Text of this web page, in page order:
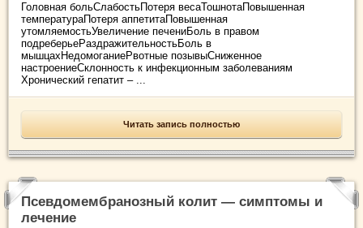
Головная больСлабостьПотеря весаТошнотаПовышенная
температураПотеря аппетитаПовышенная
утомляемостьУвеличение печениБоль в правом
подреберьеРаздражительностьБоль в
мышцахНедомоганиеРвотные позывыСниженное
настроениеСклонность к инфекционным заболеваниям
Хронический гепатит – ...
Читать запись полностью
Псевдомембранозный колит — симптомы и
лечение